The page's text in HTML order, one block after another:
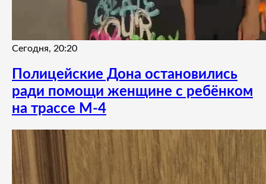
Сегодня, 20:20
Полицейские Дона остановились
ради помощи женщине с ребёнком
на трассе М-4